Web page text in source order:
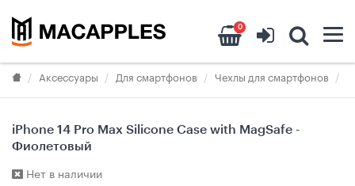
0
Аксессуары Для смартфонов Чехлы для смартфонов
iPhone 14 Pro Max Silicone Case with MagSafe -
Фиолетовый
Нет в наличии